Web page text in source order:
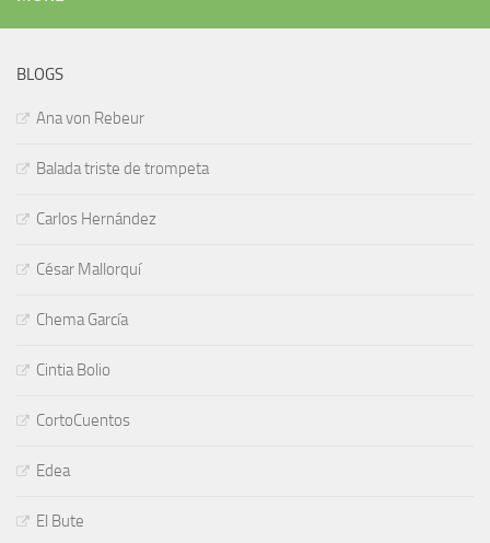
BLOGS
Ana von Rebeur
Balada triste de trompeta
Carlos Hernández
César Mallorquí
Chema García
Cintia Bolio
CortoCuentos
Edea
El Bute